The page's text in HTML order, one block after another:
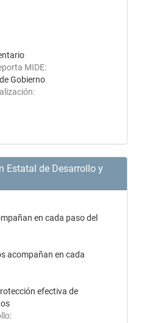
MIDE:
Gobierno
Estatal de Desarrollo y
en cada paso del
acompañan en cada
efectiva de